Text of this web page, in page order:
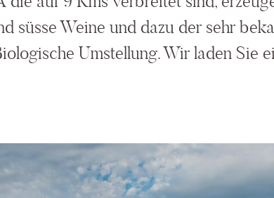
süsse Weine und dazu der sehr
Umstellung. Wir laden Sie